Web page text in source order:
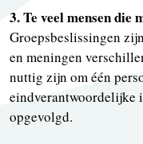
3. Te veel mensen die
Groepsbeslissingen
en meningen
nuttig zijn om één
eindverantwoordelijke
opgevolgd.